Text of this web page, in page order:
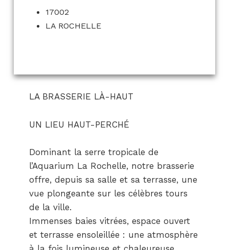
17002
LA ROCHELLE
LA BRASSERIE LÀ-HAUT
UN LIEU HAUT-PERCHÉ
Dominant la serre tropicale de
l’Aquarium La Rochelle, notre brasserie
offre, depuis sa salle et sa terrasse, une
vue plongeante sur les célèbres tours
de la ville.
Immenses baies vitrées, espace ouvert
et terrasse ensoleillée : une atmosphère